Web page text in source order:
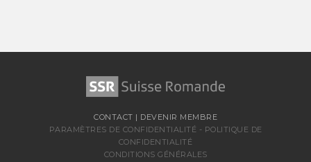
CONTACT | DEVENIR MEMBRE
PARAMÈTRES DE CONFIDENTIALITÉ - POLITIQUE DE
CONFIDENTIALITÉ
CONDITIONS GÉNÉRALES